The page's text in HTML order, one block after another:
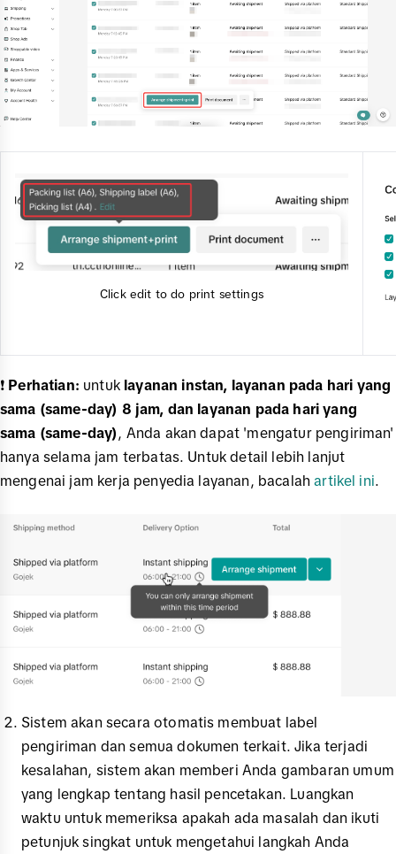
Click edit to do print settings
❗️ Perhatian: untuk layanan instan, layanan pada hari yang
sama (same-day) 8 jam, dan layanan pada hari yang
sama (same-day) , Anda akan dapat 'mengatur pengiriman'
hanya selama jam terbatas. Untuk detail lebih lanjut
mengenai jam kerja penyedia layanan, bacalahartikel ini.
Sistem akan secara otomatis membuat label
pengiriman dan semua dokumen terkait. Jika terjadi
kesalahan, sistem akan memberi Anda gambaran umum
yang lengkap tentang hasil pencetakan. Luangkan
waktu untuk memeriksa apakah ada masalah dan ikuti
petunjuk singkat untuk mengetahui langkah Anda